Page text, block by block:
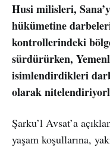
Husi milisleri,
hükümetine
kontrollerindeki
sürdürürken,
isimlendirdikleri
olarak
Şarku’l Avsat’a
yaşam koşullarına,